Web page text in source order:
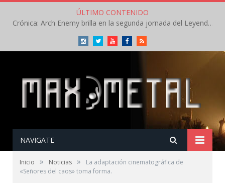
ÚLTIMO CONTENIDO
Crónica: Arch Enemy brilla en la segunda jornada del Leyendas del Rock – Jueves – Agosto 2026
InstagramTwitterYoutubeFacebookRSS
NAVIGATE
Inicio » Noticias »
La adaptación cinematográfica de
«Señores del caos» toma forma.